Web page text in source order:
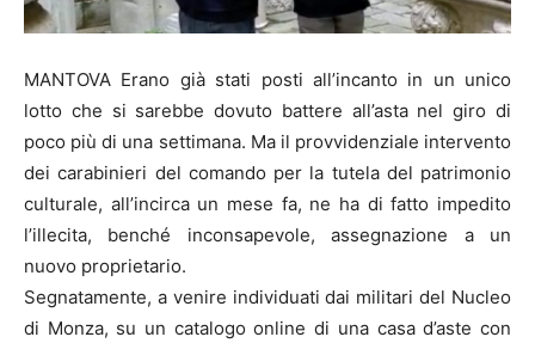
MANTOVA Erano già stati posti all’incanto in un unico
lotto che si sarebbe dovuto battere all’asta nel giro di
poco più di una settimana. Ma il provvidenziale intervento
dei carabinieri del comando per la tutela del patrimonio
culturale, all’incirca un mese fa, ne ha di fatto impedito
l’illecita, benché inconsapevole, assegnazione a un
nuovo proprietario.
Segnatamente, a venire individuati dai militari del Nucleo
di Monza, su un catalogo online di una casa d’aste con